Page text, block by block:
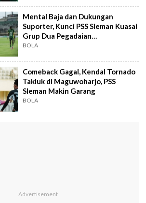
Mental Baja dan Dukungan
Suporter, Kunci PSS Sleman Kuasai
Grup Dua Pegadaian
Championship
BOLA
Comeback Gagal, Kendal Tornado
Takluk di Maguwoharjo, PSS
Sleman Makin Garang
BOLA